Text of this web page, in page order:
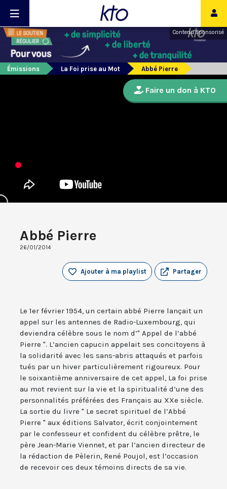
Contenu sponsorisé
Émissions La Foi prise au Mot Abbé Pierre
Abbé Pierre
26/01/2014
Partager
Ajouter à ma playlist
Le 1er février 1954, un certain abbé Pierre lançait un
appel sur les antennes de Radio-Luxembourg, qui
deviendra célèbre sous le nom d’" Appel de l’abbé
Pierre ". L’ancien capucin appelait ses concitoyens à
la solidarité avec les sans-abris attaqués et parfois
tués par un hiver particulièrement rigoureux. Pour
le soixantième anniversaire de cet appel, La foi prise
au mot revient sur la vie et la spiritualité d’une des
personnalités préférées des Français au XXe siècle.
La sortie du livre " Le secret spirituel de l’Abbé
Pierre " aux éditions Salvator, écrit conjointement
par le confesseur et confident du célèbre prêtre, le
père Jean-Marie Viennet, et par l’ancien directeur de
la rédaction de Pèlerin, René Poujol, est l’occasion
de recevoir ces deux témoins directs de sa vie.
Faire un don à KTO